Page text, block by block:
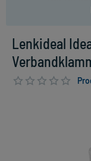
Lenkideal